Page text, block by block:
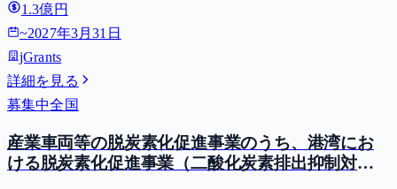
1.3億円
~2027年3月31日
jGrants
詳細を見る
募集中全国
産業車両等の脱炭素化促進事業のうち、港湾にお
ける脱炭素化促進事業（二酸化炭素排出抑制対策